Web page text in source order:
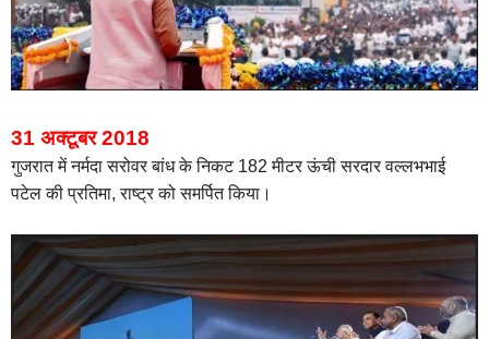
31 अक्टूबर 2018
गुजरात में नर्मदा सरोवर बांध के निकट 182 मीटर ऊंची सरदार वल्लभभाई
पटेल की प्रतिमा, राष्ट्र को समर्पित किया।